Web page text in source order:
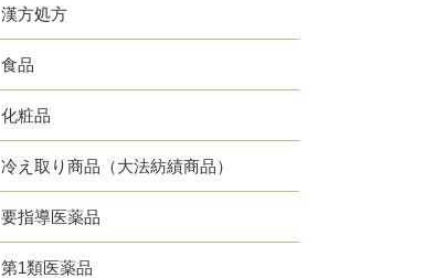
漢方処方
食品
化粧品
冷え取り商品（大法紡績商品）
要指導医薬品
第1類医薬品